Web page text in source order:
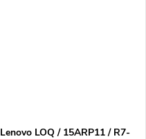
Lenovo LOQ / 15ARP11 / R7-